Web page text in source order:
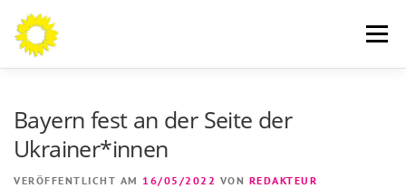
Inhalt
springen
Menü
Bayern fest an der Seite der
Ukrainer*innen
VERÖFFENTLICHT AM 16/05/2022 VON REDAKTEUR